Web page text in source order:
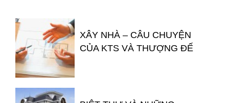
XÂY NHÀ – CÂU CHUYỆN
CỦA KTS VÀ THƯỢNG ĐẾ